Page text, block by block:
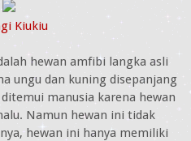
Kiukiu
hewan amfibi langka asli
ungu dan kuning disepanjang
manusia karena hewan
Namun hewan ini tidak
hewan ini hanya memiliki